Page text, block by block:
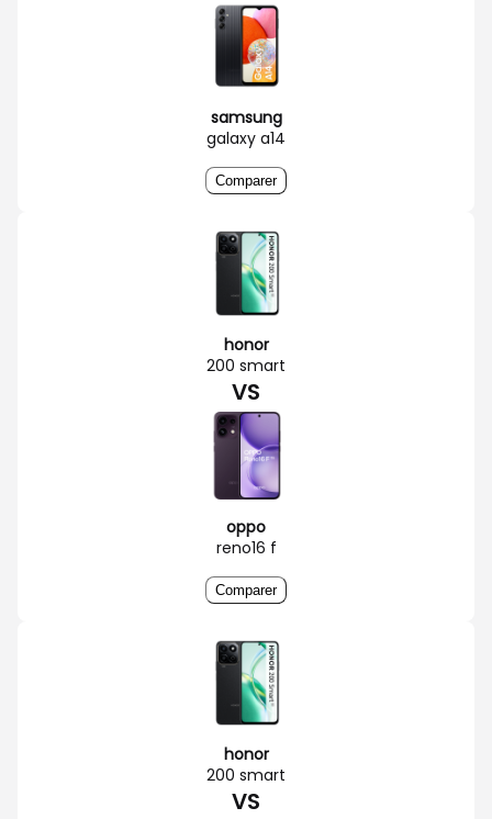
samsung
galaxy a14
Comparer
honor
200 smart
VS
oppo
reno16 f
Comparer
honor
200 smart
VS